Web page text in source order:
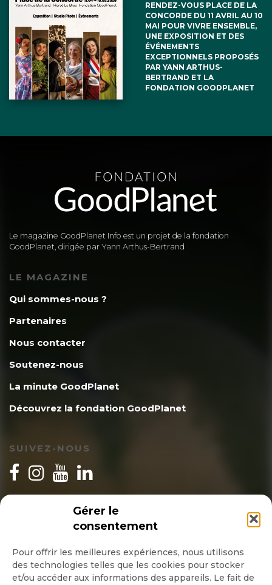
Gérer le
consentement
Pour offrir les meilleures expériences, nous utilisons
des technologies telles que les cookies pour stocker
et/ou accéder aux informations des appareils. Le fait de
RENDEZ-VOUS PLACE DE LA
CONCORDE DU 11 AVRIL AU 10
MAI POUR VIVRE ENSEMBLE,
UNE EXPOSITION ET DES
ÉVÉNEMENTS
EXCEPTIONNELS PROPOSÉS
PAR YANN ARTHUS-
BERTRAND ET LA
FONDATION GOODPLANET
Le magazine GoodPlanet Info est un projet de la fondation
GoodPlanet, dirigée par Yann Arthus-Bertrand
LE MAGAZINE
Qui sommes-nous ?
Partenaires
Nous contacter
Soutenez-nous
La minute GoodPlanet
Découvrez la fondation GoodPlanet
SUIVEZ-NOUS
INSCRIPTION NEWSLETTER
Quotidienne